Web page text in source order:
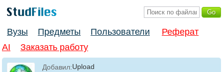
Вузы Предметы Пользователи
Реферат
AI
Заказать работу
Добавил:Upload